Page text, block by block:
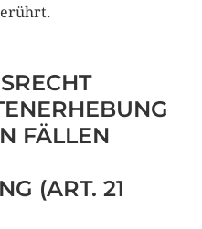
FÄLLEN
(ART. 21